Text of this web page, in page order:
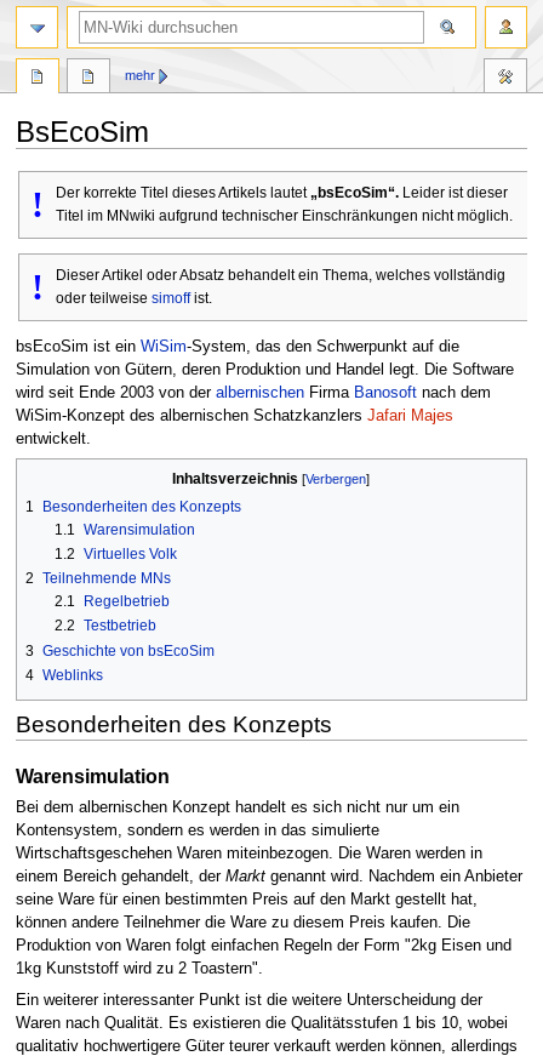
BsEcoSim
Navigation
springen
Suche
springen
! Der korrekte Titel dieses Artikels lautet„bsEcoSim“.Leider ist dieser
Titel im MNwiki aufgrund technischer Einschränkungen nicht möglich.
!
Dieser Artikel oder Absatz behandelt ein Thema, welches vollständig
oder teilweise simoffist.
bsEcoSim ist ein WiSim-System, das den Schwerpunkt auf die
Simulation von Gütern, deren Produktion und Handel legt. Die Software
wird seit Ende 2003 von der albernischenFirma Banosoftnach dem
WiSim-Konzept des albernischen Schatzkanzlers Jafari Majes
entwickelt.
Inhaltsverzeichnis
1
Besonderheiten des Konzepts
1.1 Warensimulation
1.2 Virtuelles Volk
2 Teilnehmende MNs
2.1
Regelbetrieb
2.2 Testbetrieb
3 Geschichte von bsEcoSim
4 Weblinks
Besonderheiten des Konzepts
Warensimulation
Bei dem albernischen Konzept handelt es sich nicht nur um ein
Kontensystem, sondern es werden in das simulierte
Wirtschaftsgeschehen Waren miteinbezogen. Die Waren werden in
einem Bereich gehandelt, der Marktgenannt wird. Nachdem ein Anbieter
seine Ware für einen bestimmten Preis auf den Markt gestellt hat,
können andere Teilnehmer die Ware zu diesem Preis kaufen. Die
Produktion von Waren folgt einfachen Regeln der Form "2kg Eisen und
1kg Kunststoff wird zu 2 Toastern".
Ein weiterer interessanter Punkt ist die weitere Unterscheidung der
Waren nach Qualität. Es existieren die Qualitätsstufen 1 bis 10, wobei
qualitativ hochwertigere Güter teurer verkauft werden können, allerdings
mehr
Suche